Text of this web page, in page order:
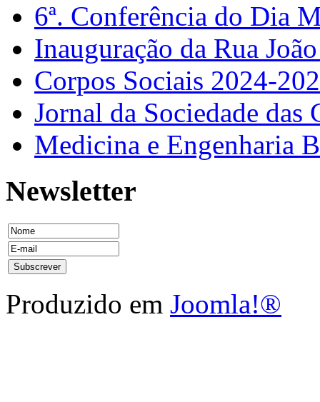
6ª. Conferência do Dia
Inauguração da Rua
Corpos Sociais 2024-
Jornal da Sociedade
Medicina e Engenharia
Newsletter
Produzido em Joomla!®